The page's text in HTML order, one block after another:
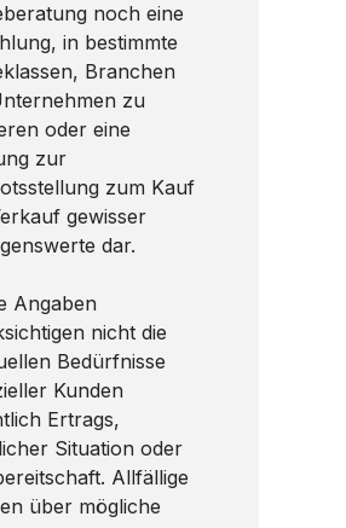
noch eine
in bestimmte
Branchen
zu
oder eine
zur
zum Kauf
gewisser
dar.
Angaben
nicht die
Bedürfnisse
Kunden
Ertrags,
Situation oder
Allfällige
über mögliche